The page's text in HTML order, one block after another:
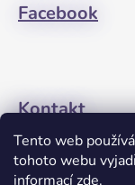
Tento web
tohoto webu
informacízde.
Facebook
Kontakt